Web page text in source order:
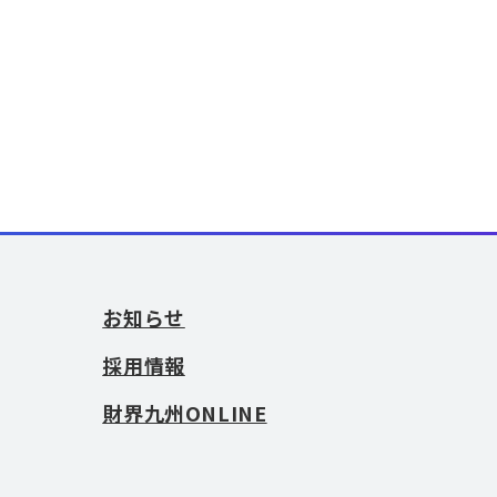
お知らせ
採用情報
財界九州ONLINE